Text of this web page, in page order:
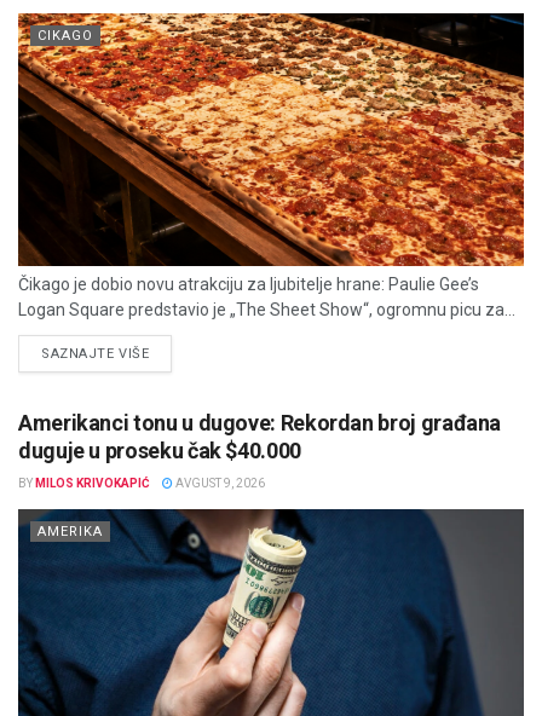
CIKAGO
Čikago je dobio novu atrakciju za ljubitelje hrane: Paulie Gee’s
Logan Square predstavio je „The Sheet Show“, ogromnu picu za...
SAZNAJTE VIŠEDETAILS
Amerikanci tonu u dugove: Rekordan broj građana
duguje u proseku čak $40.000
BY MILOS KRIVOKAPIĆ AVGUST 9, 2026
AMERIKA